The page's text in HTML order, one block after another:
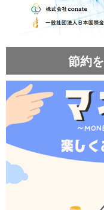
節約